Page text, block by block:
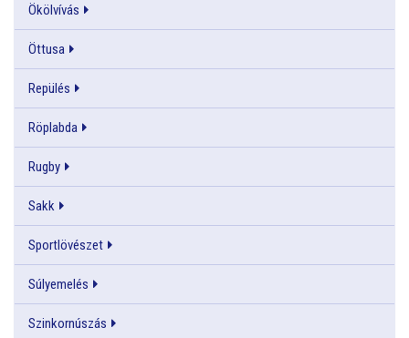
Ökölvívás
Öttusa
Repülés
Röplabda
Rugby
Sakk
Sportlövészet
Súlyemelés
Szinkornúszás